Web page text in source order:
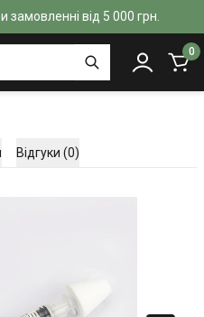
від 5 000 грн.
0
Відгуки (0)